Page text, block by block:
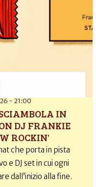
- 21:00
IN
DJ FRANKIE
ROCKIN'
che porta in pista
e DJ set in cui ogni
dall’inizio alla fine.